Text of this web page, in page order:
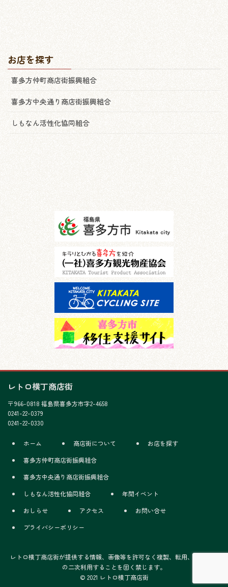
お店を探す
喜多方仲町商店街振興組合
喜多方中央通り商店街振興組合
しもなん活性化協同組合
レトロ横丁商店街
〒966-0818 福島県喜多方市字2-4658
0241-22-0379
0241-22-0330
ホーム 商店街について
お店を探す
喜多方仲町商店街振興組合
喜多方中央通り商店街振興組合
しもなん活性化協同組合
年間イベント
おしらせ
アクセス
お問い合せ
プライバシーポリシー
レトロ横丁商店街が提供する情報、画像等を許可なく複製、転用、販売など
の二次利用することを固く禁じます。
© 2021 レトロ横丁商店街